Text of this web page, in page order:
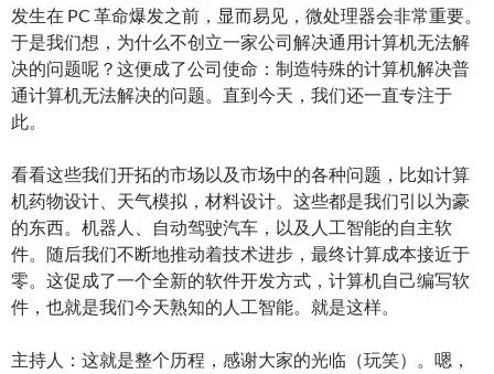
发生在 PC 革命爆发之前，显而易见，微处理器会非常重要。
于是我们想，为什么不创立一家公司解决通用计算机无法解
决的问题呢？这便成了公司使命：制造特殊的计算机解决普
通计算机无法解决的问题。直到今天，我们还一直专注于
此。
看看这些我们开拓的市场以及市场中的各种问题，比如计算
机药物设计、天气模拟，材料设计。这些都是我们引以为豪
的东西。机器人、自动驾驶汽车，以及人工智能的自主软
件。随后我们不断地推动着技术进步，最终计算成本接近于
零。这促成了一个全新的软件开发方式，计算机自己编写软
件，也就是我们今天熟知的人工智能。就是这样。
主持人：这就是整个历程，感谢大家的光临（玩笑）。嗯，